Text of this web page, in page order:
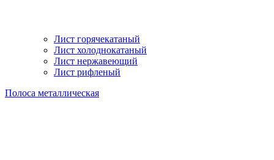
Лист горячекатаный
Лист холоднокатаный
Лист нержавеющий
Лист рифленый
Полоса металлическая